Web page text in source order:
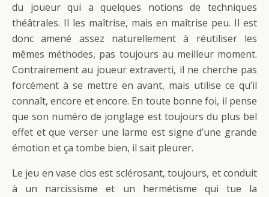
du joueur qui a quelques notions de techniques
théâtrales. Il les maîtrise, mais en maîtrise peu. Il est
donc amené assez naturellement à réutiliser les
mêmes méthodes, pas toujours au meilleur moment.
Contrairement au joueur extraverti, il ne cherche pas
forcément à se mettre en avant, mais utilise ce qu’il
connaît, encore et encore. En toute bonne foi, il pense
que son numéro de jonglage est toujours du plus bel
effet et que verser une larme est signe d’une grande
émotion et ça tombe bien, il sait pleurer.
Le jeu en vase clos est sclérosant, toujours, et conduit
à un narcissisme et un hermétisme qui tue la